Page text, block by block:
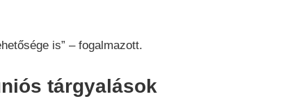
is” – fogalmazott.
tárgyalások